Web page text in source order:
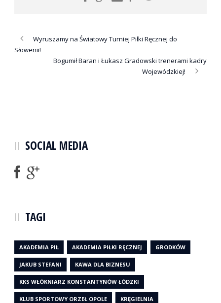
Wyruszamy na Światowy Turniej Piłki Ręcznej do
Słowenii!
Bogumił Baran i Łukasz Gradowski trenerami kadry
Wojewódzkiej!
SOCIAL MEDIA
TAGI
AKADEMIA PIŁ AKADEMIA PIŁKI RĘCZNEJ GRODKÓW
JAKUB STEFANI KAWA DLA BIZNESU
KKS WŁÓKNIARZ KONSTANTYNÓW ŁÓDZKI
KLUB SPORTOWY ORZEŁ OPOLE KRĘGIELNIA